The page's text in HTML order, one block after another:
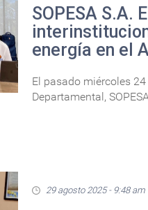
SOPESA S.A.
energía en el
El pasado miércoles
Departamental,
29 agosto 2025 - 9:48 am